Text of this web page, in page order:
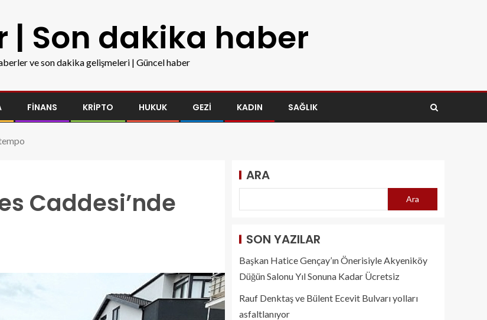
| Son dakika haber
ve son dakika gelişmeleri | Güncel haber
FINANS KRIPTO HUKUK GEZI KADIN SAĞLIK
Caddesi’nde
ARA
Ara
SON YAZILAR
Başkan Hatice Gençay’ın Önerisiyle Akyeniköy
Düğün Salonu Yıl Sonuna Kadar Ücretsiz
Rauf Denktaş ve Bülent Ecevit Bulvarı yolları
asfaltlanıyor